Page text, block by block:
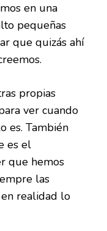
en una
pequeñas
que quizás ahí
propias
ver cuando
es. También
es el
que hemos
las
realidad lo